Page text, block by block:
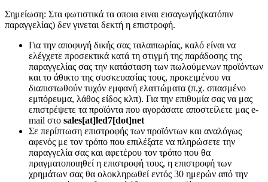
Σημείωση: Στα φωτιστικά τα οποια ειναι εισαγωγής(κατόπιν
παραγγελίας) δεν γινεται δεκτή η επιστροφή.
Για την αποφυγή δικής σας ταλαιπωρίας, καλό είναι να
ελέγχετε προσεκτικά κατά τη στιγμή της παράδοσης της
παραγγελίας σας την κατάσταση των πωλούμενων προϊόντων
και το άθικτο της συσκευασίας τους, προκειμένου να
διαπιστωθούν τυχόν εμφανή ελαττώματα (π.χ. σπασμένο
εμπόρευμα, λάθος είδος κλπ). Για την επιθυμία σας να μας
επιστρέψετε τα προϊόντα που αγοράσατε αποστείλετε μας e-
mail στο sales[at]led7[dot]net
Σε περίπτωση επιστροφής των προϊόντων και αναλόγως
αφενός με τον τρόπο που επιλέξατε να πληρώσετε την
παραγγελία σας και αφετέρου τον τρόπο που θα
πραγματοποιηθεί η επιστροφή τους, η επιστροφή των
χρημάτων σας θα ολοκληρωθεί εντός 30 ημερών από την